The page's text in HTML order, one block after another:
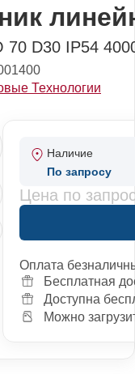
70 D30 IP54
Технологии
Наличие
По запросу
Цена по
Оплата
Бесплатная
Доступна
Можно